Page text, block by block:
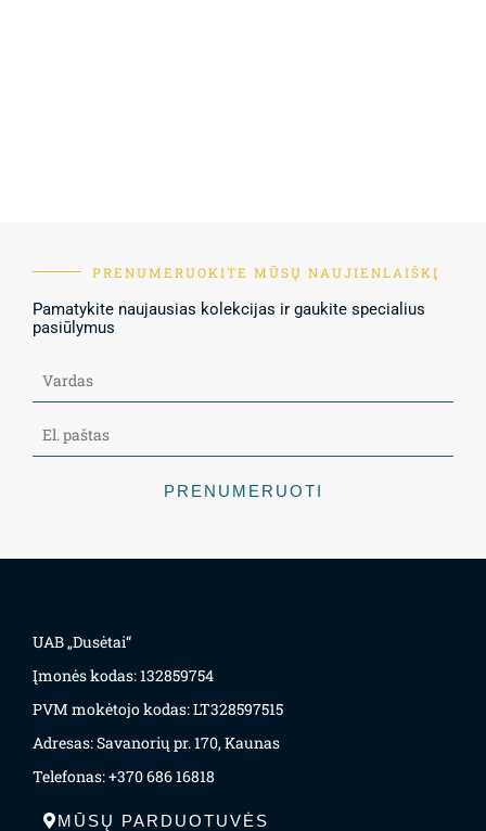
PRENUMERUOKITE MŪSŲ NAUJIENLAIŠKĮ
Pamatykite naujausias kolekcijas ir gaukite specialius
pasiūlymus
PRENUMERUOTI
UAB „Dusėtai“
Įmonės kodas: 132859754
PVM mokėtojo kodas: LT328597515
Adresas: Savanorių pr. 170, Kaunas
Telefonas: +370 686 16818
MŪSŲ PARDUOTUVĖS